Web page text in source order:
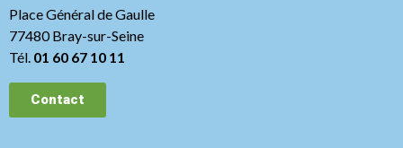
Place Général de Gaulle
77480 Bray-sur-Seine
Tél. 01 60 67 10 11
Contact